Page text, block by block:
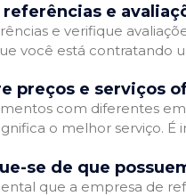
e
e verifique
você está contratando
preços e serviços
com diferentes
o melhor serviço.
se de que
que a empresa de